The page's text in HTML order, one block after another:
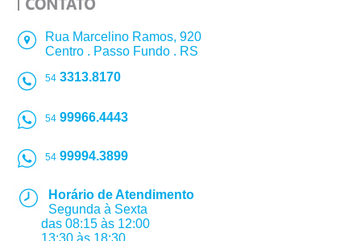
Rua Marcelino Ramos, 920
Centro . Passo Fundo . RS
54 3313.8170
54 99966.4443
54 99994.3899
Horário de Atendimento
Segunda à Sexta
das 08:15 às 12:00